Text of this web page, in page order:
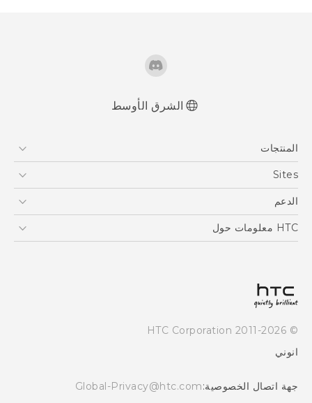
الشرق الأوسط
المنتجات
5G
EXODUS
Sites
HTC Dev
الدعم
الدعم
HTC معلومات حول
سياسة الخصوصية
Careers
Security and Privacy Whitepaper
© 2011-2026 HTC Corporation
انوني
جهة اتصال الخصوصية:Global-Privacy@htc.com